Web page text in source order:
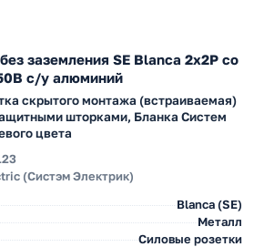
заземления SE Blanca 2х2Р со
с/у алюминий
скрытого монтажа (встраиваемая)
шторками, Бланка Систем
цвета
(Систэм Электрик)
Blanca (SE)
Металл
Силовые розетки